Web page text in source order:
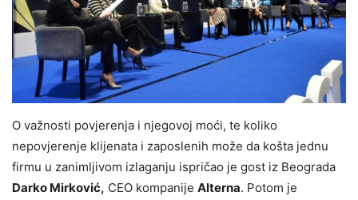
O važnosti povjerenja i njegovoj moći, te koliko
nepovjerenje klijenata i zaposlenih može da košta jednu
firmu u zanimljivom izlaganju ispričao je gost iz Beograda
Darko Mirković, CEO kompanije Alterna. Potom je